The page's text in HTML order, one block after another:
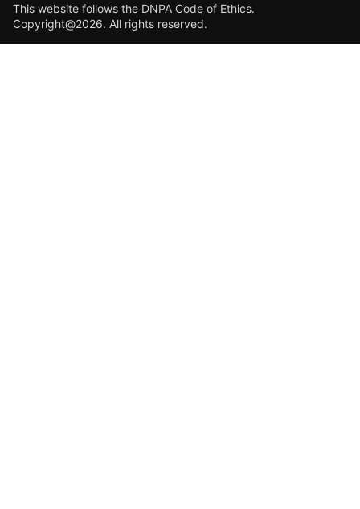
This website follows the DNPA Code of Ethics.
Copyright@2026. All rights reserved.